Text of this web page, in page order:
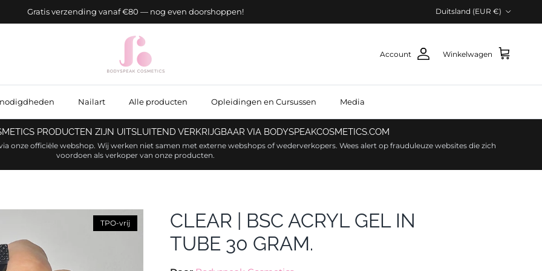
Gratis verzending vanaf €80 — nog even doorshoppen! Duitsland (EUR €)
Account Winkelwagen
Nailart Alle producten Opleidingen en Cursussen Media
PRODUCTEN ZIJN UITSLUITEND VERKRIJGBAAR VIA BODYSPEAKCOSMETICS.COM
onze officiële webshop. Wij werken niet samen met externe webshops of wederverkopers. Wees alert op frauduleuze websites die zich
voordoen als verkoper van onze producten.
TPO-vrij
CLEAR | BSC ACRYL GEL IN
TUBE 30 GRAM.